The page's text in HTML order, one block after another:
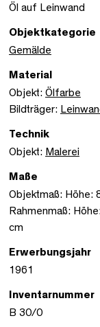
Öl auf Leinwand
Objektkategorie
Gemälde
Material
Objekt: Ölfarbe
Bildträger:
Technik
Objekt: Malerei
Maße
Objektmaß: Höhe:
Rahmenmaß:
cm
Erwerbungsjahr
1961
Inventarnummer
B 30/0